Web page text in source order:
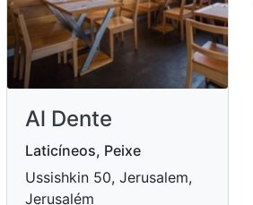
Al Dente
Laticíneos, Peixe
Ussishkin 50, Jerusalem,
Jerusalém